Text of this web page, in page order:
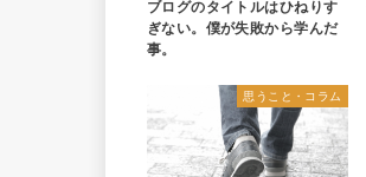
ブログのタイトルはひねりす
ぎない。僕が失敗から学んだ
事。
思うこと・コラム